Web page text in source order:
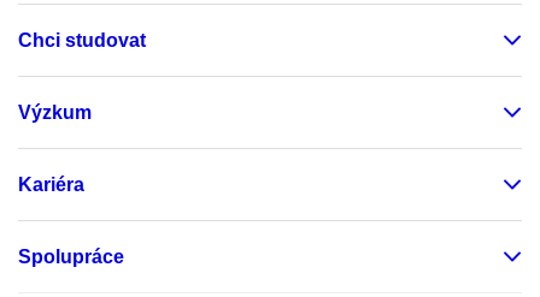
Chci studovat
Výzkum
Kariéra
Spolupráce